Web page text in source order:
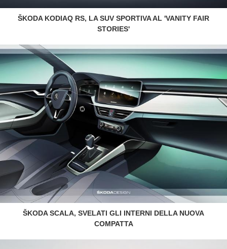
ŠKODA KODIAQ RS, LA SUV SPORTIVA AL 'VANITY FAIR
STORIES'
ŠKODA SCALA, SVELATI GLI INTERNI DELLA NUOVA
COMPATTA